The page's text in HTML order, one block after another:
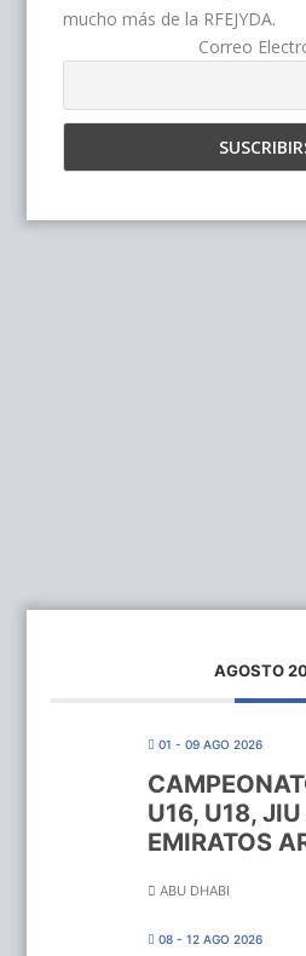
mucho más de la RFEJYDA.
Correo
AGOSTO
01 - 09 AGO 2026
U16, U18,
EMIRATOS
ABU DHABI
08 - 12 AGO 2026